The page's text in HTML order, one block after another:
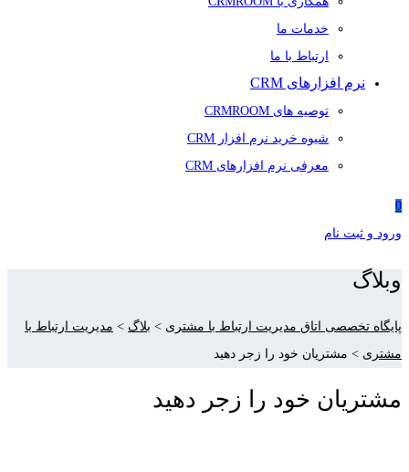
خدمات ما
ارتباط با ما
نرم افزارهای CRM
توصیه های CRMROOM
شیوه خرید نرم افزار CRM
معرفی نرم افزارهای CRM
0
ورود و ثبت نام
وبلاگ
پایگاه تخصصی اتاق مدیریت ارتباط با مشتری > بلاگ > مدیریت ارتباط با
مشتری > مشتریان خود را زجر دهید
مشتریان خود را زجر دهید